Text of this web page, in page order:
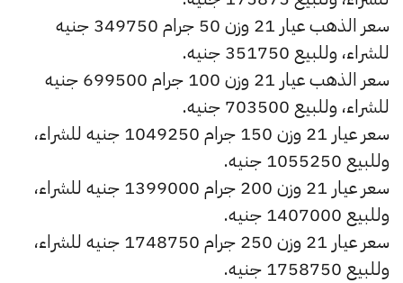
سعر الذهب عيار 21 وزن 50 جرام 349750 جنيه
للشراء، وللبيع 351750 جنيه.
سعر الذهب عيار 21 وزن 100 جرام 699500 جنيه
للشراء، وللبيع 703500 جنيه.
سعر عيار 21 وزن 150 جرام 1049250 جنيه للشراء،
وللبيع 1055250 جنيه.
سعر عيار 21 وزن 200 جرام 1399000 جنيه للشراء،
وللبيع 1407000 جنيه.
سعر عيار 21 وزن 250 جرام 1748750 جنيه للشراء،
وللبيع 1758750 جنيه.